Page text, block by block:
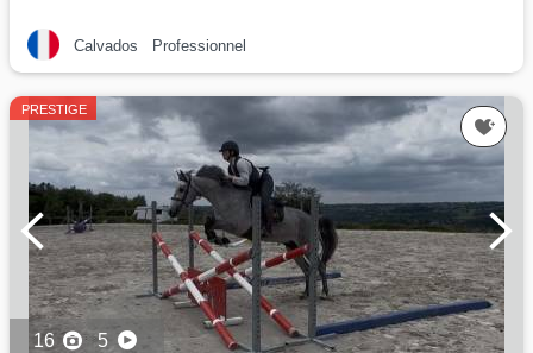
Calvados Professionnel
PRESTIGE
16 5